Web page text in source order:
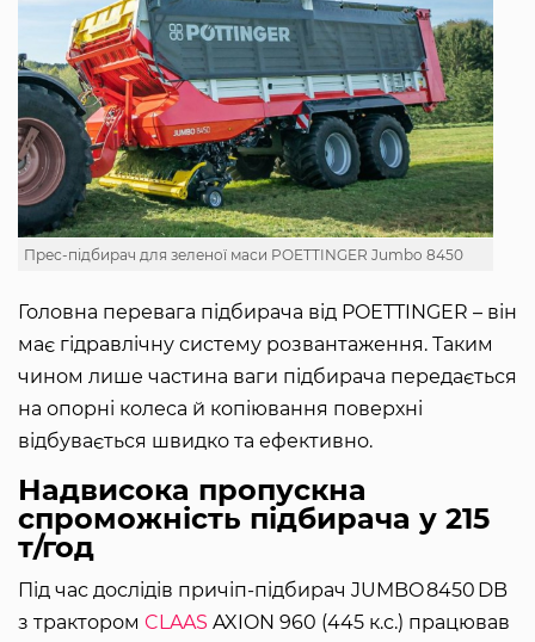
Прес-підбирач для зеленої маси POETTINGER Jumbo 8450
Головна перевага підбирача від POETTINGER – він
має гідравлічну систему розвантаження. Таким
чином лише частина ваги підбирача передається
на опорні колеса й копіювання поверхні
відбувається швидко та ефективно.
Надвисока пропускна
спроможність підбирача у 215
т/год
Під час дослідів причіп-підбирач JUMBO 8450 DB
з трактором CLAAS AXION 960 (445 к.с.) працював